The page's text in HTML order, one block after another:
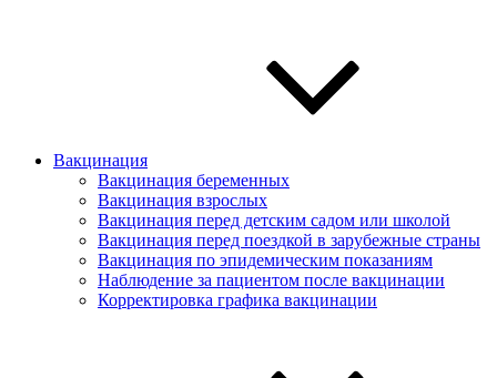
Вакцинация
Вакцинация беременных
Вакцинация взрослых
Вакцинация перед детским садом или школой
Вакцинация перед поездкой в зарубежные страны
Вакцинация по эпидемическим показаниям
Наблюдение за пациентом после вакцинации
Корректировка графика вакцинации